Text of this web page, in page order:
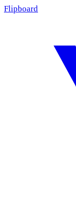
Flipboard